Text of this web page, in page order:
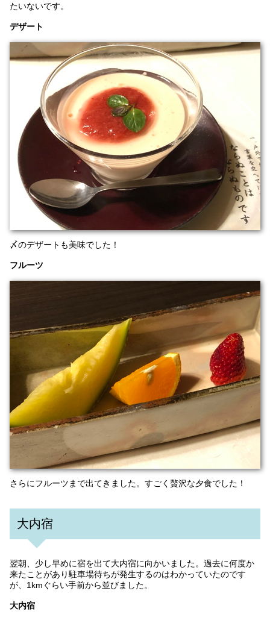
たいないです。
デザート
〆のデザートも美味でした！
フルーツ
さらにフルーツまで出てきました。すごく贅沢な夕食でした！
大内宿
翌朝、少し早めに宿を出て大内宿に向かいました。過去に何度か
来たことがあり駐車場待ちが発生するのはわかっていたのです
が、1kmぐらい手前から並びました。
大内宿